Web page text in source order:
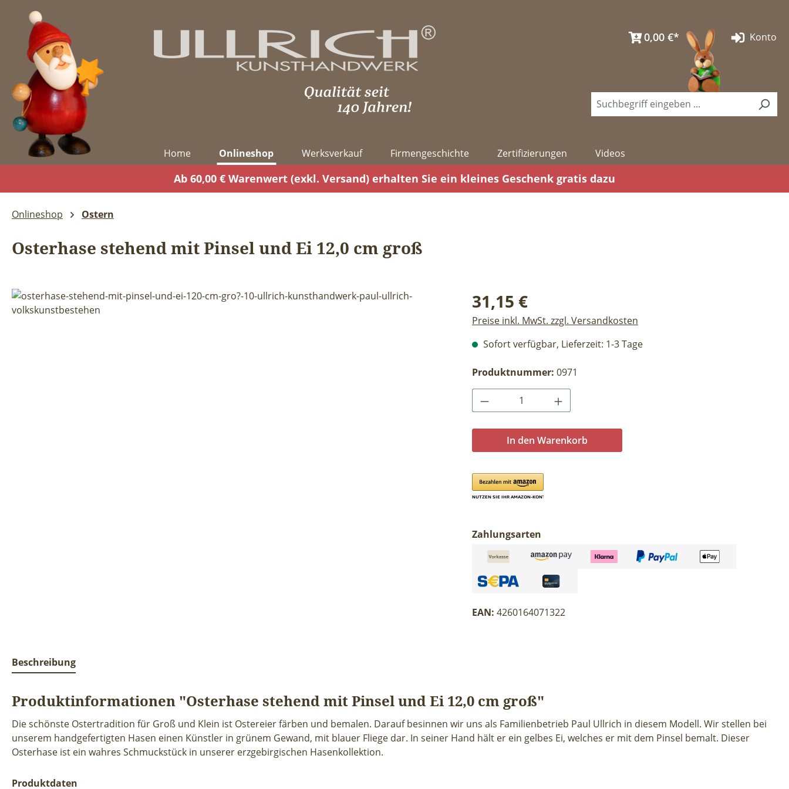
Hauptinhalt springen
Zur Suche springen
Zur Hauptnavigation springen
0,00 €* Konto
Home Onlineshop Werksverkauf Firmengeschichte Zertifizierungen Videos
Ab 60,00 € Warenwert (exkl. Versand) erhalten Sie ein kleines Geschenk gratis dazu
Onlineshop Ostern
Osterhase stehend mit Pinsel und Ei 12,0 cm groß
Bildergalerie überspringen Regulärer Preis:
31,15 €
Preise inkl. MwSt. zzgl. Versandkosten
Sofort verfügbar, Lieferzeit: 1-3 Tage
Produktnummer: 0971
Produkt Anzahl: Gib den gewünschten Wert
In den Warenkorb
Zahlungsarten
EAN: 4260164071322
Beschreibung
Produktinformationen "Osterhase stehend mit Pinsel und Ei 12,0 cm groß"
Die schönste Ostertradition für Groß und Klein ist Ostereier färben und bemalen. Darauf besinnen wir uns als Familienbetrieb Paul Ullrich in diesem Modell. Wir stellen bei
unserem handgefertigten Hasen einen Künstler in grünem Gewand, mit blauer Fliege dar. In seiner Hand hält er ein gelbes Ei, welches er mit dem Pinsel bemalt. Dieser
Osterhase ist ein wahres Schmuckstück in unserer erzgebirgischen Hasenkollektion.
Produktdaten